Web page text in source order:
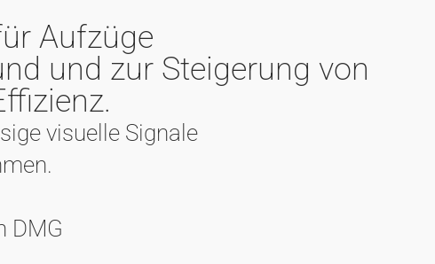
Aufzüge
und zur Steigerung von
visuelle Signale
DMG